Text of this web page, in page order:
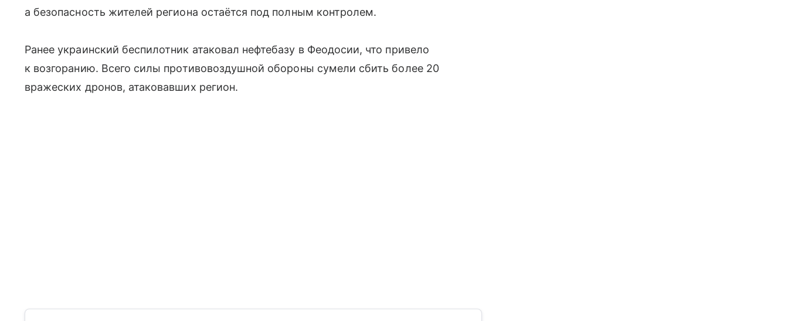
а безопасность жителей региона остаётся под полным контролем.
Ранее украинский беспилотник атаковал нефтебазу в Феодосии, что привело
к возгоранию. Всего силы противовоздушной обороны сумели сбить более 20
вражеских дронов, атаковавших регион.